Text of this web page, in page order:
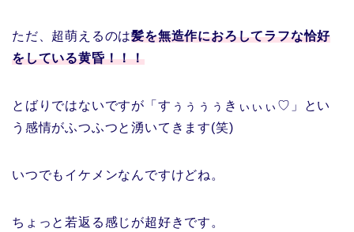
ただ、超萌えるのは髪を無造作におろしてラフな恰好
をしている黄昏！！！
とばりではないですが「すぅぅぅぅきぃぃぃ♡」とい
う感情がふつふつと湧いてきます(笑)
いつでもイケメンなんですけどね。
ちょっと若返る感じが超好きです。